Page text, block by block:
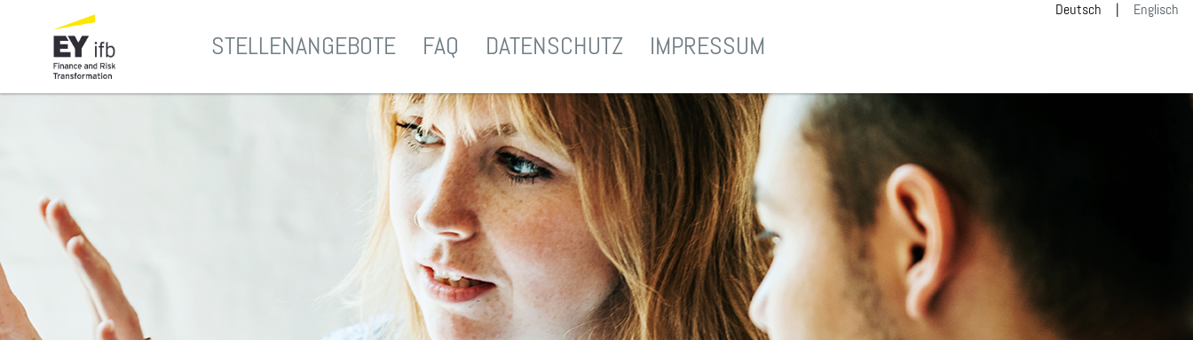
Deutsch Englisch
STELLENANGEBOTE FAQ DATENSCHUTZ IMPRESSUM